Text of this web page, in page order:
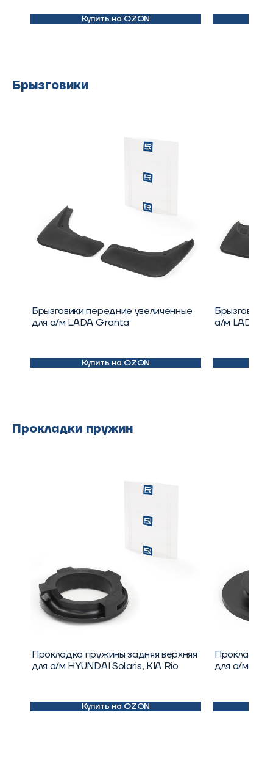
Купить на OZON
Брызговики
Брызговики передние увеличенные
для а/м LADA Granta
Купить на OZON
Брызговики
а/м LADA
Прокладки пружин
Прокладка пружины задняя верхняя
для а/м HYUNDAI Solaris, KIA Rio
Купить на OZON
Прокладка
для а/м KIA